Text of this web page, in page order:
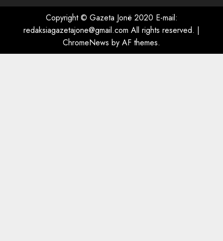
Copyright © Gazeta Jonë 2020 E-mail:
redaksiagazetajone@gmail.com All rights reserved. |
ChromeNews by AF themes.